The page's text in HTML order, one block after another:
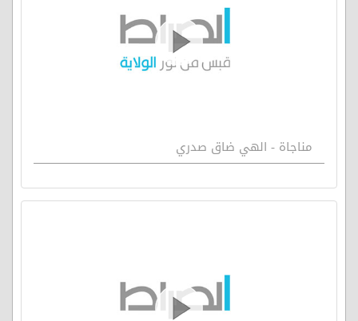
مناجاة - الهي ضاق صدري